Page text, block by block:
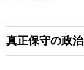
真正保守の政